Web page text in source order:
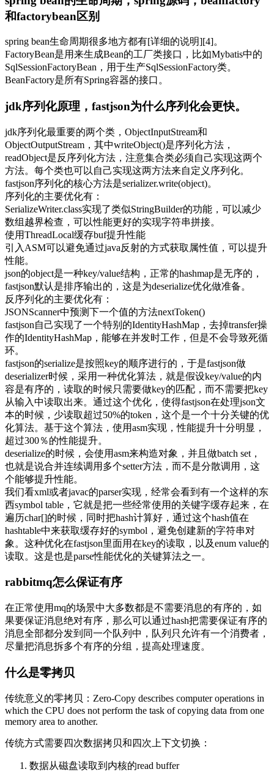
和factorybean区别
spring bean生命周期很多地方都有[详细的说明][4]。
FactoryBean是用来生成Bean的工厂类接口，比如Mybatis中的
SqlSessionFactoryBean，用于生产SqlSessionFactory类。
BeanFactory是所有Spring容器的接口。
jdk序列化原理，fastjson为什么序列化会更快。
jdk序列化最重要的两个类，ObjectInputStream和
ObjectOutputStream，其中writeObject()是序列化方法，
readObject是反序列化方法，注意集合类必须自己实现这两个
方法。每个类也可以自己实现这两方法来自定义序列化。
fastjson序列化的核心方法是serializer.write(object)。
序列化的主要优化有：
SerializeWriter.class实现了类似StringBuilder的功能，可以减少
数组越界检查，可以性能更好的实现字符串拼接。
使用ThreadLocal缓存buf提升性能
引入ASM可以避免通过java反射的方式获取属性值，可以提升
性能。
json的object是一种key/value结构，正常的hashmap是无序的，
fastjson默认是排序输出的，这是为deserialize优化做准备。
反序列化的主要优化有：
JSONScanner中预测下一个值的方法nextToken()
fastjson自己实现了一个特别的IdentityHashMap，去掉transfer操
作的IdentityHashMap，能够在并发时工作，但是不会导致死循
环。
fastjson的serialize是按照key的顺序进行的，于是fastjson做
deserializer时候，采用一种优化算法，就是假设key/value的内
容是有序的，读取的时候只需要做key的匹配，而不需要把key
从输入中读取出来。通过这个优化，使得fastjson在处理json文
本的时候，少读取超过50%的token，这个是一个十分关键的优
化算法。基于这个算法，使用asm实现，性能提升十分明显，
超过300％的性能提升。
deserialize的时候，会使用asm来构造对象，并且做batch set，
也就是说合并连续调用多个setter方法，而不是分散调用，这
个能够提升性能。
我们看xml或者javac的parser实现，经常会看到有一个这样的东
西symbol table，它就是把一些经常使用的关键字缓存起来，在
遍历char[]的时候，同时把hash计算好，通过这个hash值在
hashtable中来获取缓存好的symbol，避免创建新的字符串对
象。这种优化在fastjson里面用在key的读取，以及enum value的
读取。这是也是parse性能优化的关键算法之一。
rabbitmq怎么保证有序
在正常使用mq的场景中大多数都是不需要消息的有序的，如
果要保证消息绝对有序，那么可以通过hash把需要保证有序的
消息全部都分发到同一个队列中，队列只允许有一个消费者，
尽量把消息拆多个有序的分组，提高处理速度。
什么是零拷贝
传统意义的零拷贝：Zero-Copy describes computer operations in
which the CPU does not perform the task of copying data from one
memory area to another.
传统方式需要四次数据拷贝和四次上下文切换：
数据从磁盘读取到内核的read buffer